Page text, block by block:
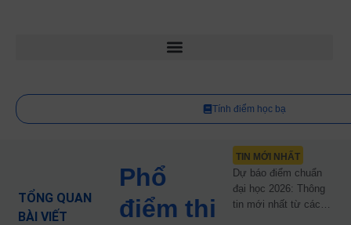
Tính điểm học bạ
TỔNG QUAN
BÀI VIẾT
Phổ
điểm thi
TIN MỚI NHẤT
Dự báo điểm chuẩn
đại học 2026: Thông
tin mới nhất từ các